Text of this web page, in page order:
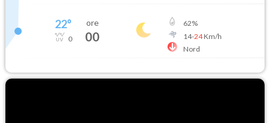
22°
0
ore
00
62%
14-24Km/h
Nord